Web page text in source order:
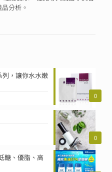
分析。
0
，讓你水水嫩
0
醣、優脂、高